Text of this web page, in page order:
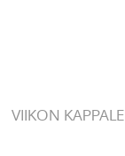
VIIKON KAPPALE